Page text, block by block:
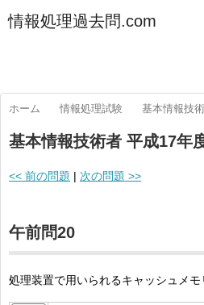
情報処理過去問.com
ホーム 情報処理試験 基本情報技
基本情報技術者 平成17年
<< 前の問題 | 次の問題 >>
午前問20
処理装置で用いられるキャッシュメ